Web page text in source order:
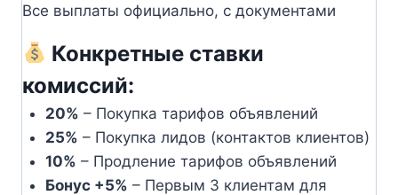
Все выплаты официально, с документами
Конкретные ставки
комиссий:
20% – Покупка тарифов объявлений
25% – Покупка лидов (контактов клиентов)
10% – Продление тарифов объявлений
Бонус +5% – Первым 3 клиентам для